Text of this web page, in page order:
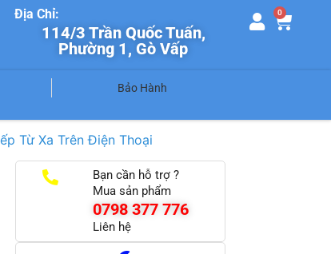
Địa Chỉ:
114/3 Trần Quốc Tuấn,
Phường 1, Gò Vấp
0
Bảo Hành
Từ Xa Trên Điện Thoại
Bạn cần hỗ trợ ?
Mua sản phẩm
0798 377 776
Liên hệ